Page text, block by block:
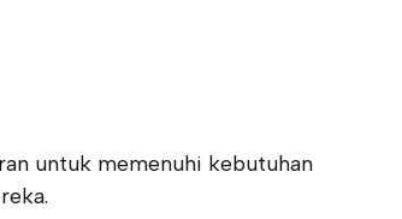
untuk memenuhi kebutuhan